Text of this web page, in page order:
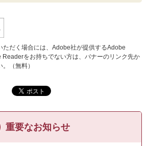
ただく場合には、Adobe社が提供するAdobe
Readerをお持ちでない方は、バナーのリンク先か
（無料）
重要なお知らせ